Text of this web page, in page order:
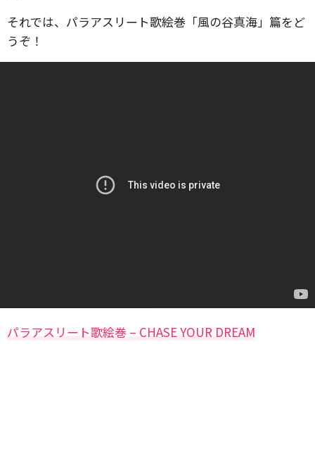
それでは、パラアスリート歌絵巻「風の谷真海」篇をど
うぞ！
パラアスリート歌絵巻 – CHASE YOUR DREAM